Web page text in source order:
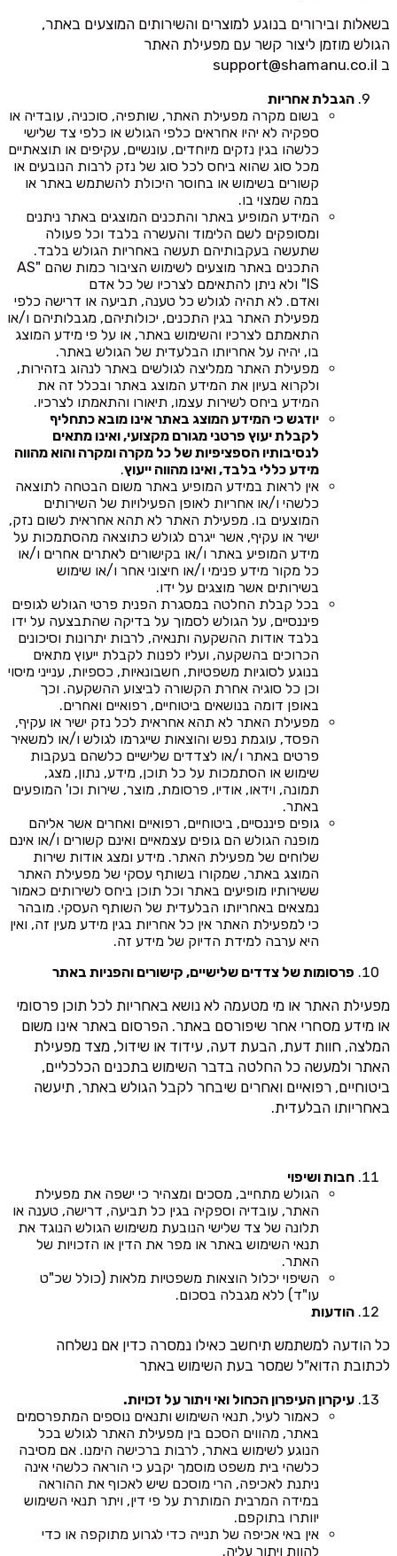
בשאלות ובירורים בנוגע למוצרים והשירותים המוצעים באתר,
הגולש מוזמן ליצור קשר עם מפעילת האתר
ב support@shamanu.co.il
הגבלת אחריות
בשום מקרה מפעילת האתר, שותפיה, סוכניה, עובדיה או
ספקיה לא יהיו אחראים כלפי הגולש או כלפי צד שלישי
כלשהו בגין נזקים מיוחדים, עונשיים, עקיפים או תוצאתיים
מכל סוג שהוא ביחס לכל סוג של נזק לרבות הנובעים או
קשורים בשימוש או בחוסר היכולת להשתמש באתר או
במה שמצוי בו.
המידע המופיע באתר והתכנים המוצגים באתר ניתנים
ומסופקים לשם הלימוד והעשרה בלבד וכל פעולה
שתעשה בעקבותיהם תעשה באחריות הגולש בלבד.
התכנים באתר מוצעים לשימוש הציבור כמות שהם "AS
IS" ולא ניתן להתאימם לצרכיו של כל אדם
ואדם. לא תהיה לגולש כל טענה, תביעה או דרישה כלפי
מפעילת האתר בגין התכנים, יכולותיהם, מגבלותיהם ו/או
התאמתם לצרכיו והשימוש באתר, או על פי מידע המוצג
בו, יהיה על אחריותו הבלעדית של הגולש באתר.
מפעילת האתר ממליצה לגולשים באתר לנהוג בזהירות,
ולקרוא בעיון את המידע המוצג באתר ובכלל זה את
המידע ביחס לשירות עצמו, תיאורו והתאמתו לצרכיו.
יודגש כי המידע המוצג באתר אינו מובא כתחליף
לקבלת יעוץ פרטני מגורם מקצועי, ואינו מתאים
לנסיבותיו הספציפיות של כל מקרה ומקרה והוא מהווה
מידע כללי בלבד, ואינו מהווה ייעוץ.
אין לראות במידע המופיע באתר משום הבטחה לתוצאה
כלשהי ו/או אחריות לאופן הפעילויות של השירותים
המוצעים בו. מפעילת האתר לא תהא אחראית לשום נזק,
ישיר או עקיף, אשר ייגרם לגולש כתוצאה מהסתמכות על
מידע המופיע באתר ו/או בקישורים לאתרים אחרים ו/או
כל מקור מידע פנימי ו/או חיצוני אחר ו/או שימוש
בשירותים אשר מוצגים על ידו.
בכל קבלת החלטה במסגרת הפנית פרטי הגולש לגופים
פיננסיים, על הגולש לסמוך על בדיקה שהתבצעה על ידו
בלבד אודות ההשקעה ותנאיה, לרבות יתרונות וסיכונים
הכרוכים בהשקעה, ועליו לפנות לקבלת ייעוץ מתאים
בנוגע לסוגיות משפטיות, חשבונאיות, כספיות, ענייני מיסוי
וכן כל סוגיה אחרת הקשורה לביצוע ההשקעה. וכך
באופן דומה בנושאים ביטוחיים, רפואיים ואחרים.
מפעילת האתר לא תהא אחראית לכל נזק ישיר או עקיף,
הפסד, עוגמת נפש והוצאות שייגרמו לגולש ו/או למשאיר
פרטים באתר ו/או לצדדים שלישיים כלשהם בעקבות
שימוש או הסתמכות על כל תוכן, מידע, נתון, מצג,
תמונה, וידאו, אודיו, פרסומת, מוצר, שירות וכו' המופעים
באתר.
גופים פיננסיים, ביטוחיים, רפואיים ואחרים אשר אליהם
מופנה הגולש הם גופים עצמאיים ואינם קשורים ו/או אינם
שלוחים של מפעילת האתר. מידע ומצג אודות שירות
המוצג באתר, שמקורו בשותף עסקי של מפעילת האתר
ששירותיו מופיעים באתר וכל תוכן ביחס לשירותים כאמור
נמצאים באחריותו הבלעדית של השותף העסקי. מובהר
כי למפעילת האתר אין כל אחריות בגין מידע מעין זה, ואין
היא ערבה למידת הדיוק של מידע זה.
פרסומות של צדדים שלישיים, קישורים והפניות באתר
מפעילת האתר או מי מטעמה לא נושא באחריות לכל תוכן פרסומי
או מידע מסחרי אחר שיפורסם באתר. הפרסום באתר אינו משום
המלצה, חוות דעת, הבעת דעה, עידוד או שידול, מצד מפעילת
האתר ולמעשה כל החלטה בדבר השימוש בתכנים הכלכליים,
ביטוחיים, רפואיים ואחרים שיבחר לקבל הגולש באתר, תיעשה
באחריותו הבלעדית.
חבות ושיפוי
הגולש מתחייב, מסכים ומצהיר כי ישפה את מפעילת
האתר, עובדיה וספקיה בגין כל תביעה, דרישה, טענה או
תלונה של צד שלישי הנובעת משימוש הגולש הנוגד את
תנאי השימוש באתר או מפר את הדין או הזכויות של
האתר.
השיפוי יכלול הוצאות משפטיות מלאות (כולל שכ"ט
עו"ד) ללא מגבלה בסכום.
הודעות
כל הודעה למשתמש תיחשב כאילו נמסרה כדין אם נשלחה
לכתובת הדוא"ל שמסר בעת השימוש באתר
עיקרון העיפרון הכחול ואי ויתור על זכויות.
כאמור לעיל, תנאי השימוש ותנאים נוספים המתפרסמים
באתר, מהווים הסכם בין מפעילת האתר לגולש בכל
הנוגע לשימוש באתר, לרבות ברכישה הימנו. אם מסיבה
כלשהי בית משפט מוסמך יקבע כי הוראה כלשהי אינה
ניתנת לאכיפה, הרי מוסכם שיש לאכוף את ההוראה
במידה המרבית המותרת על פי דין, ויתר תנאי השימוש
יוותרו בתוקפם.
אין באי אכיפה של תנייה כדי לגרוע מתוקפה או כדי
להוות ויתור עליה.